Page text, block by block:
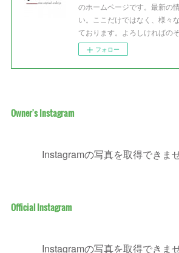
のホームページです。最新の
い。ここだけではなく、様々
ております。よろしければの
フォロー
Owner's Instagram
Instagramの写真を取得できま
Official Instagram
Instagramの写真を取得できま